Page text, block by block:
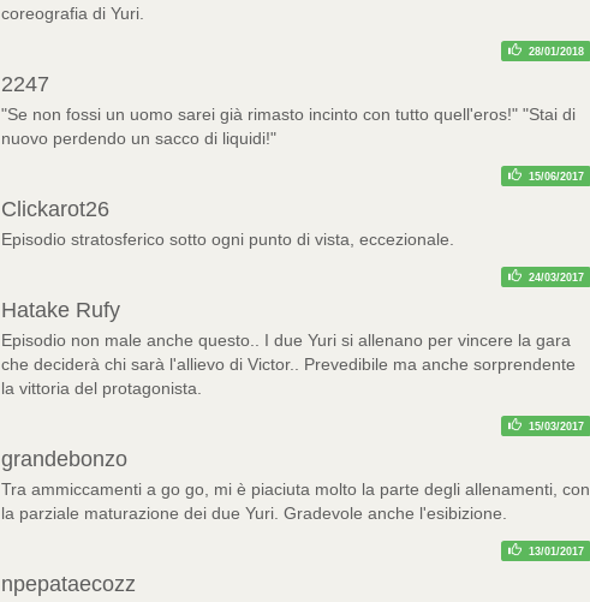
coreografia di Yuri.
28/01/2018
2247
"Se non fossi un uomo sarei già rimasto incinto con tutto quell'eros!" "Stai di
nuovo perdendo un sacco di liquidi!"
15/06/2017
Clickarot26
Episodio stratosferico sotto ogni punto di vista, eccezionale.
24/03/2017
Hatake Rufy
Episodio non male anche questo.. I due Yuri si allenano per vincere la gara
che deciderà chi sarà l'allievo di Victor.. Prevedibile ma anche sorprendente
la vittoria del protagonista.
15/03/2017
grandebonzo
Tra ammiccamenti a go go, mi è piaciuta molto la parte degli allenamenti, con
la parziale maturazione dei due Yuri. Gradevole anche l'esibizione.
13/01/2017
npepataecozz